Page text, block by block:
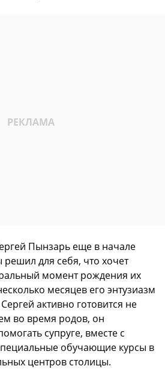
Пынзарь еще в начале
для себя, что хочет
момент рождения их
месяцев его энтузиазм
активно готовится не
во время родов, он
супруге, вместе с
обучающие курсы в
центров столицы.